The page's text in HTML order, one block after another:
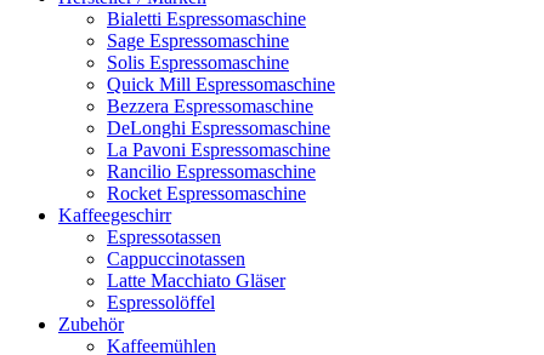
Bialetti Espressomaschine
Sage Espressomaschine
Solis Espressomaschine
Quick Mill Espressomaschine
Bezzera Espressomaschine
DeLonghi Espressomaschine
La Pavoni Espressomaschine
Rancilio Espressomaschine
Rocket Espressomaschine
Kaffeegeschirr
Espressotassen
Cappuccinotassen
Latte Macchiato Gläser
Espressolöffel
Zubehör
Kaffeemühlen